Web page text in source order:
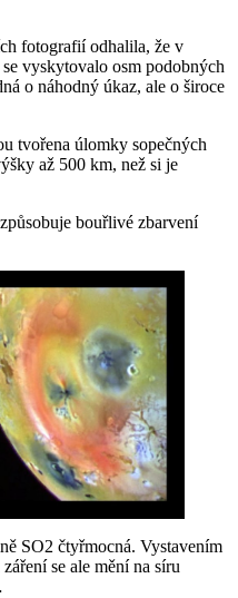
fotografií odhalila, že v
vyskytovalo osm podobných
o náhodný úkaz, ale o široce
tvořena úlomky sopečných
až 500 km, než si je
bouřlivé zbarvení
SO2 čtyřmocná. Vystavením
se ale mění na síru